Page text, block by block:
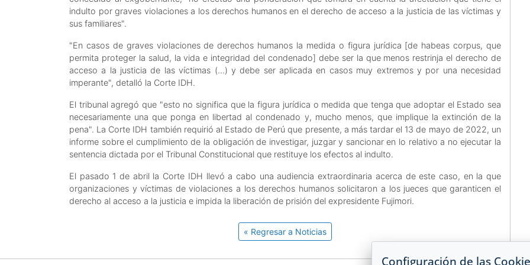
indulto por graves violaciones a los derechos humanos en el derecho de acceso a la justicia de las víctimas y
sus familiares".
"En casos de graves violaciones de derechos humanos la medida o figura jurídica [de habeas corpus, que
permita proteger la salud, la vida e integridad del condenado] debe ser la que menos restrinja el derecho de
acceso a la justicia de las víctimas (...) y debe ser aplicada en casos muy extremos y por una necesidad
imperante", detalló la Corte IDH.
El tribunal agregó que "esto no significa que la figura jurídica o medida que tenga que adoptar el Estado sea
necesariamente una que ponga en libertad al condenado y, mucho menos, que implique la extinción de la
pena". La Corte IDH también requirió al Estado de Perú que presente, a más tardar el 13 de mayo de 2022, un
informe sobre el cumplimiento de la obligación de investigar, juzgar y sancionar en lo relativo a no ejecutar la
sentencia dictada por el Tribunal Constitucional que restituye los efectos al indulto.
El pasado 1 de abril la Corte IDH llevó a cabo una audiencia extraordinaria acerca de este caso, en la que
organizaciones y víctimas de violaciones a los derechos humanos solicitaron a los jueces que garanticen el
derecho al acceso a la justicia e impida la liberación de prisión del expresidente Fujimori.
« Regresar a Noticias
Configuración de las